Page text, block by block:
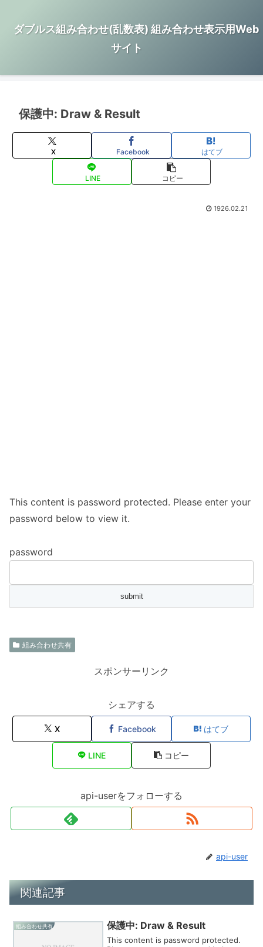
ダブルス組み合わせ(乱数表) 組み合わせ表示用Web
サイト
保護中: Draw & Result
X Facebook はてブ
LINE コピー
1926.02.21
This content is password protected. Please enter your
password below to view it.
password
組み合わせ共有
スポンサーリンク
シェアする
X Facebook はてブ
LINE コピー
api-userをフォローする
api-user
関連記事
組み合わせ共有 保護中: Draw & Result
This content is password protected.